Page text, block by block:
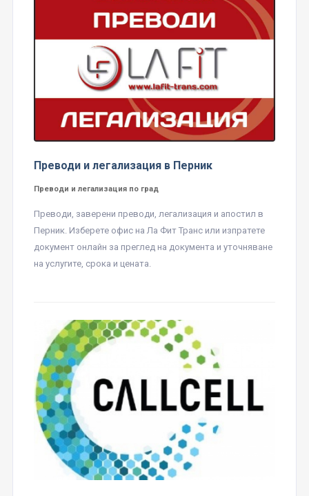
Преводи и легализация в Перник
Преводи и легализация по град
Преводи, заверени преводи, легализация и апостил в
Перник. Изберете офис на Ла Фит Транс или изпратете
документ онлайн за преглед на документа и уточняване
на услугите, срока и цената.